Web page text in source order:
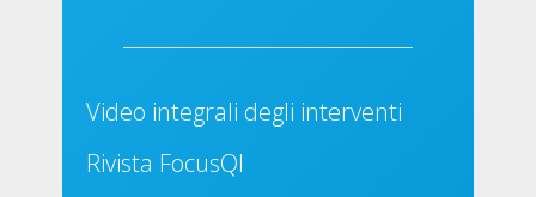
Video integrali degli interventi
Rivista FocusQI